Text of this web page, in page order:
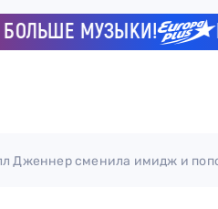
МУЗЫКИ!
Дженнер сменила имидж и